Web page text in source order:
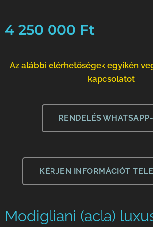
4 250 000 Ft
Az alábbi elérhetőségek egyikén
kapcsolatot
RENDELÉS
KÉRJEN INFORMÁCIÓT
Modigliani (acla)